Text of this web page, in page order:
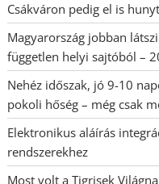
Csákváron pedig el is
Magyarország jobban
független helyi sajtóból –
Nehéz időszak, jó 9-10
pokoli hőség – még csak
Elektronikus aláírás
rendszerekhez
Most volt a Tigrisek